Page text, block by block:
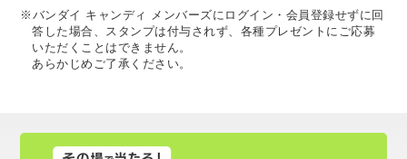
※バンダイ キャンディ メンバーズにログイン・会員登録せずに回
答した場合、スタンプは付与されず、各種プレゼントにご応募
いただくことはできません。
あらかじめご了承ください。